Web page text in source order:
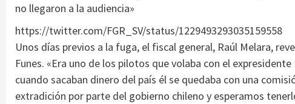
no llegaron a la audiencia»
https://twitter.com/FGR_SV/status/1229493293035159558
Unos días previos a la fuga, el fiscal general, Raúl Melara,
Funes. «Era uno de los pilotos que volaba con el
cuando sacaban dinero del país él se quedaba con una
extradición por parte del gobierno chileno y esperamos